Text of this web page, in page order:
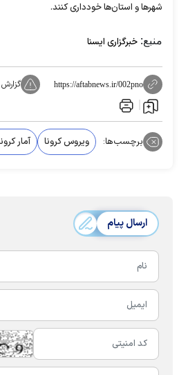
شهرها و استان‌ها خودداری کنند.
منبع: خبرگزاری ایسنا
https://aftabnews.ir/002pno
برچسب‌ها: ویروس کرونا آمار
ارسال پیام